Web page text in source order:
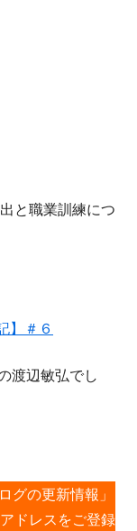
と職業訓練につ
】＃６
渡辺敏弘でし
グの更新情報」
ドレスをご登録